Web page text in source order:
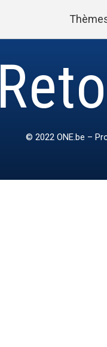
© 2022 ONE.be –